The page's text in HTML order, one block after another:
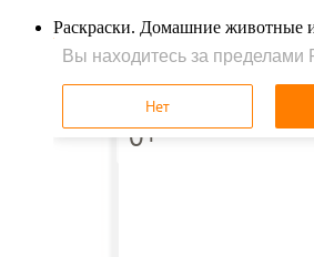
Раскраски. Домашние животные